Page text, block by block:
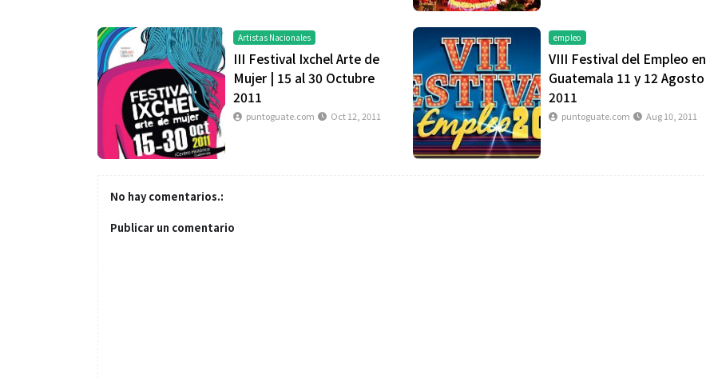
Artistas Nacionales
III Festival Ixchel Arte de
Mujer | 15 al 30 Octubre
2011
puntoguate.com Oct 12, 2011
empleo
VIII Festival del Empleo en
Guatemala 11 y 12 Agosto
2011
puntoguate.com Aug 10, 2011
No hay comentarios.:
Publicar un comentario
¿Qué comer antes de un partido
de fútbol? La estrategia que
usan los atletas para rendir
mejor
Salud
El cuidado de la piel va mucho
más allá del rostro: cada zona
merece una atención específica